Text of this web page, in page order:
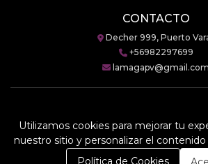
CONTACTO
Decher 999, Puerto
+56982297699
lamagapv@gmail.com
LaMaga © 2026
Creado porBsale
0
Utilizamos cookies para mejorar tu
nuestro sitio y personalizar el
Política de Cookies